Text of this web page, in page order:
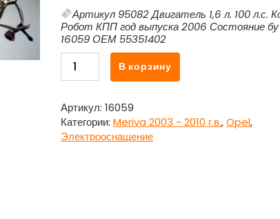
Артикул 95082 Двигатель 1,6 л. 100 л.с.
Робот КПП год выпуска 2006 Состояние бу
16059 ОЕМ 55351402
Количество
товара
-
коса
(стартер,
аккумулятор,
В корзину
Артикул: 16059
Категории: Meriva 2003 - 2010 г.в.,Opel,
Электрооснащение